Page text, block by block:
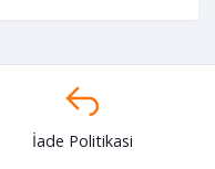
İade Politikasi